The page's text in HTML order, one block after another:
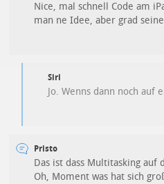
Nice, mal schnell Code am
man ne Idee, aber grad
Siri
Jo. Wenns dann noch
Pristo
Das ist dass Multitasking auf
Oh, Moment was hat sich